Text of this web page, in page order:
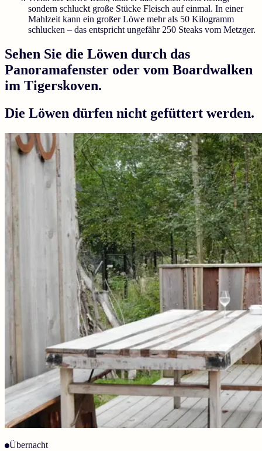
sondern schluckt große Stücke Fleisch auf einmal. In einer
Mahlzeit kann ein großer Löwe mehr als 50 Kilogramm
schlucken – das entspricht ungefähr 250 Steaks vom Metzger.
Sehen Sie die Löwen durch das
Panoramafenster oder vom Boardwalken
im Tigerskoven.
Die Löwen dürfen nicht gefüttert werden.
Übernacht